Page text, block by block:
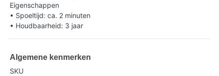
Eigenschappen
• Spoeltijd: ca. 2 minuten
• Houdbaarheid: 3 jaar
Algemene kenmerken
SKU